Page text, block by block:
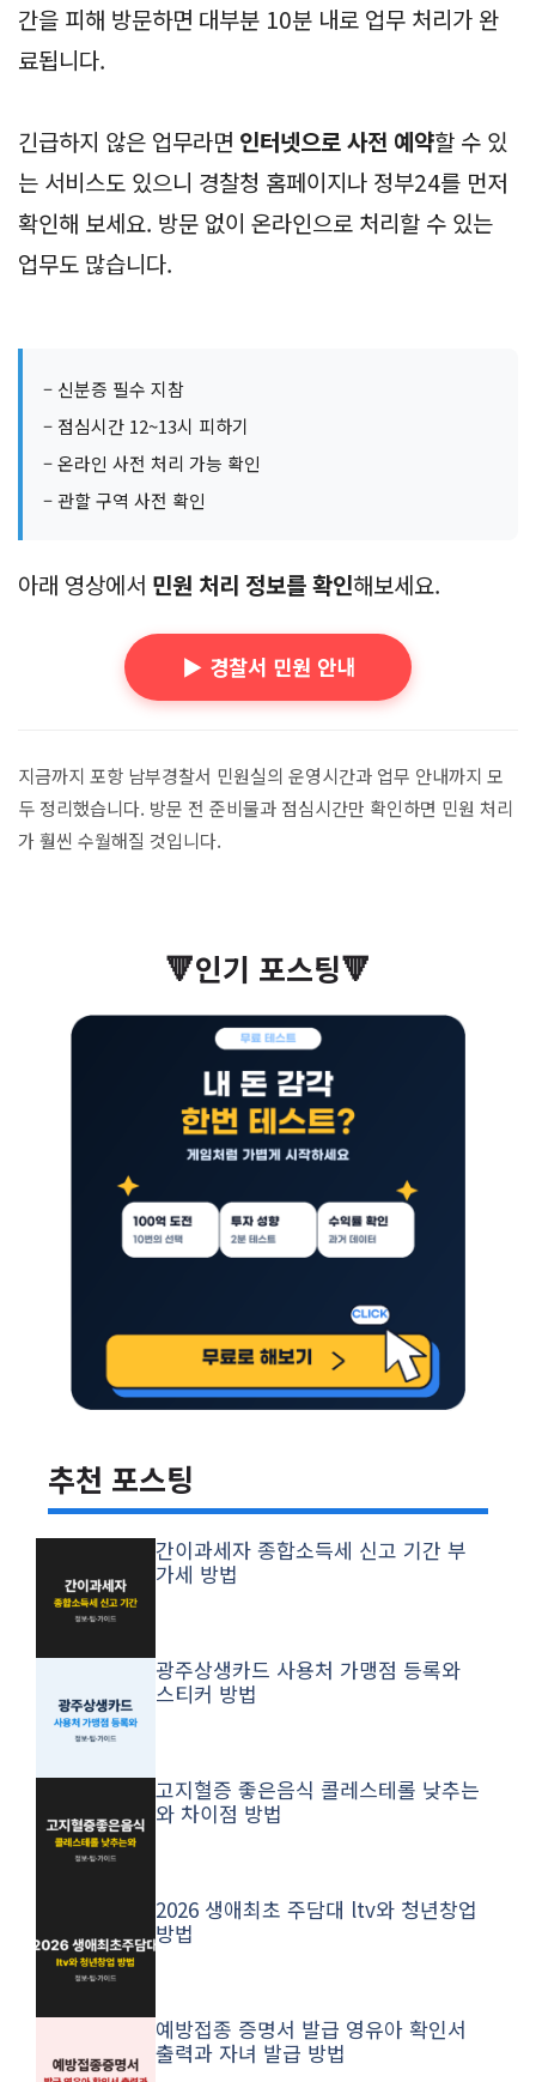
간을 피해 방문하면 대부분 10분 내로 업무 처리가 완
료됩니다.
긴급하지 않은 업무라면 인터넷으로 사전 예약할 수 있
는 서비스도 있으니 경찰청 홈페이지나 정부24를 먼저
확인해 보세요. 방문 없이 온라인으로 처리할 수 있는
업무도 많습니다.
– 신분증 필수 지참
– 점심시간 12~13시 피하기
– 온라인 사전 처리 가능 확인
– 관할 구역 사전 확인
아래 영상에서 민원 처리 정보를 확인해보세요.
▶️ 경찰서 민원 안내
지금까지 포항 남부경찰서 민원실의 운영시간과 업무 안내까지 모
두 정리했습니다. 방문 전 준비물과 점심시간만 확인하면 민원 처리
가 훨씬 수월해질 것입니다.
🔻인기 포스팅🔻
추천 포스팅
간이과세자 종합소득세 신고 기간 부
가세 방법
광주상생카드 사용처 가맹점 등록와
스티커 방법
고지혈증 좋은음식 콜레스테롤 낮추는
와 차이점 방법
2026 생애최초 주담대 ltv와 청년창업
방법
예방접종 증명서 발급 영유아 확인서
출력과 자녀 발급 방법